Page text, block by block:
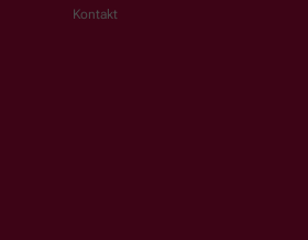
Kontakt